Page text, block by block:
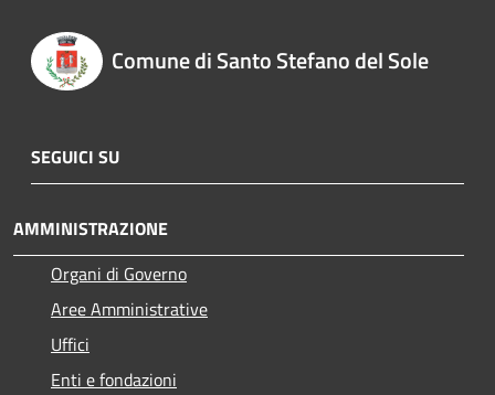
Comune di Santo Stefano del Sole
SEGUICI SU
AMMINISTRAZIONE
Organi di Governo
Aree Amministrative
Uffici
Enti e fondazioni